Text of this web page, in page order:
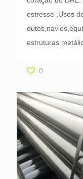
estresse ,Usos
estruturas
0